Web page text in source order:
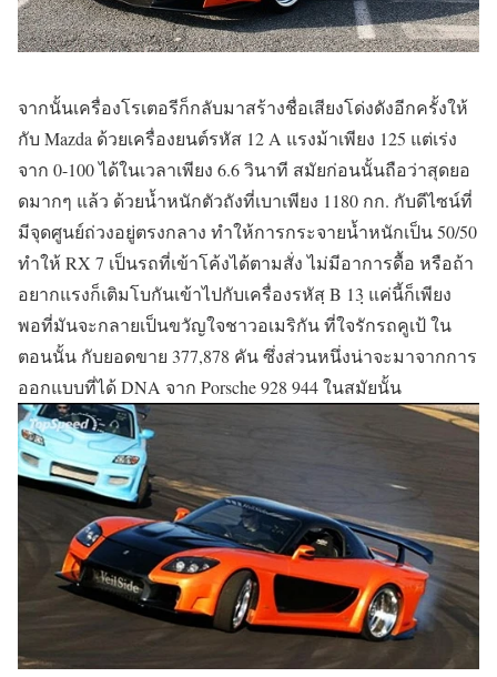
จากนั้นเครื่องโรเตอรีก็กลับมาสร้างชื่อเสียงโด่งดังอีกครั้งให้
กับ Mazda ด้วยเครื่องยนต์รหัส 12 A แรงม้าเพียง 125 แต่เร่ง
จาก 0-100 ได้ในเวลาเพียง 6.6 วินาที สมัยก่อนนั้นถือว่าสุดยอ
ดมากๆ แล้ว ด้วยน้ำหนักตัวถังที่เบาเพียง 1180 กก. กับดีไซน์ที่
มีจุดศูนย์ถ่วงอยู่ตรงกลาง ทำให้การกระจายน้ำหนักเป็น 50/50
ทำให้ RX 7 เป็นรถที่เข้าโค้งได้ตามสั่ง ไม่มีอาการดื้อ หรือถ้า
อยากแรงก็เติมโบกันเข้าไปกับเครื่องรหัสฺ B 13ฺ แค่นี้ก็เพียง
พอที่มันจะกลายเป็นขวัญใจชาวอเมริกัน ที่ใจรักรถคูเป้ ใน
ตอนนั้น กับยอดขาย 377,878 คัน ซึ่งส่วนหนึ่งน่าจะมาจากการ
ออกแบบที่ได้ DNA จาก Porsche 928 944 ในสมัยนั้น